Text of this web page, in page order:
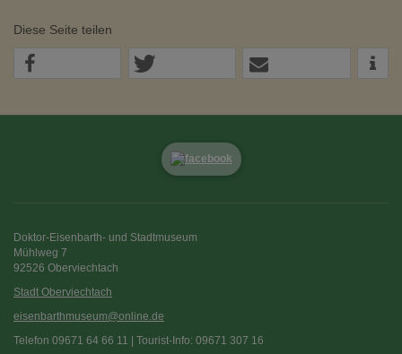
Diese Seite teilen
Doktor-Eisenbarth- und Stadtmuseum
Mühlweg 7
92526 Oberviechtach
Stadt Oberviechtach
eisenbarthmuseum@online.de
Telefon 09671 64 66 11 | Tourist-Info: 09671 307 16